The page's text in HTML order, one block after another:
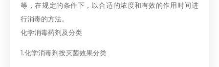
等，在规定的条件下，以合适的浓度和有效的作用时间进
行消毒的方法。
化学消毒药剂及分类
1.化学消毒剂按灭菌效果分类